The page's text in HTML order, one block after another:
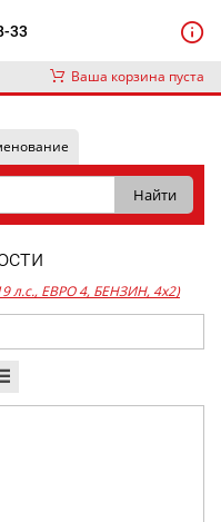
33
Ваша корзина пуста
л.с., ЕВРО 4, БЕНЗИН, 4x2)